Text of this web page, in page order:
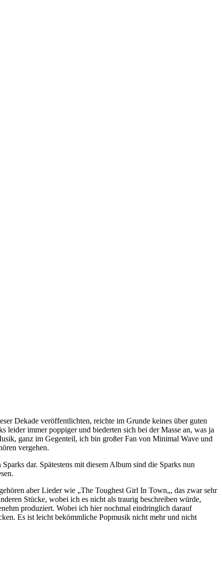
Dekade veröffentlichten, reichte im Grunde keines über guten
leider immer poppiger und biederten sich bei der Masse an, was ja
ganz im Gegenteil, ich bin großer Fan von Minimal Wave und
vergehen.
dar. Spätestens mit diesem Album sind die Sparks nun
aber Lieder wie „The Toughest Girl In Town„, das zwar sehr
Stücke, wobei ich es nicht als traurig beschreiben würde,
produziert. Wobei ich hier nochmal eindringlich darauf
Es ist leicht bekömmliche Popmusik nicht mehr und nicht